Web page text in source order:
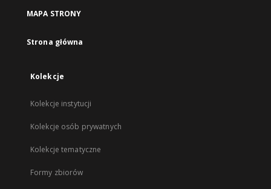
MAPA STRONY
Strona główna
Kolekcje
Kolekcje instytucji
Kolekcje osób prywatnych
Kolekcje tematyczne
Formy zbiorów